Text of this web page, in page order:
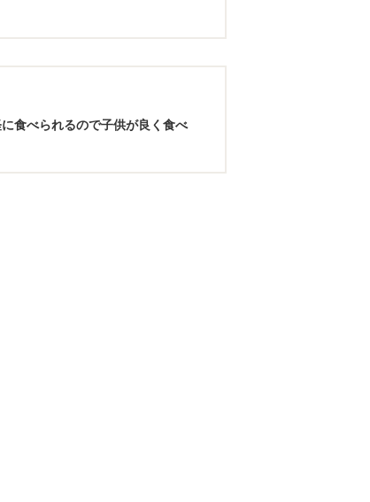
食べられるので子供が良く食べ